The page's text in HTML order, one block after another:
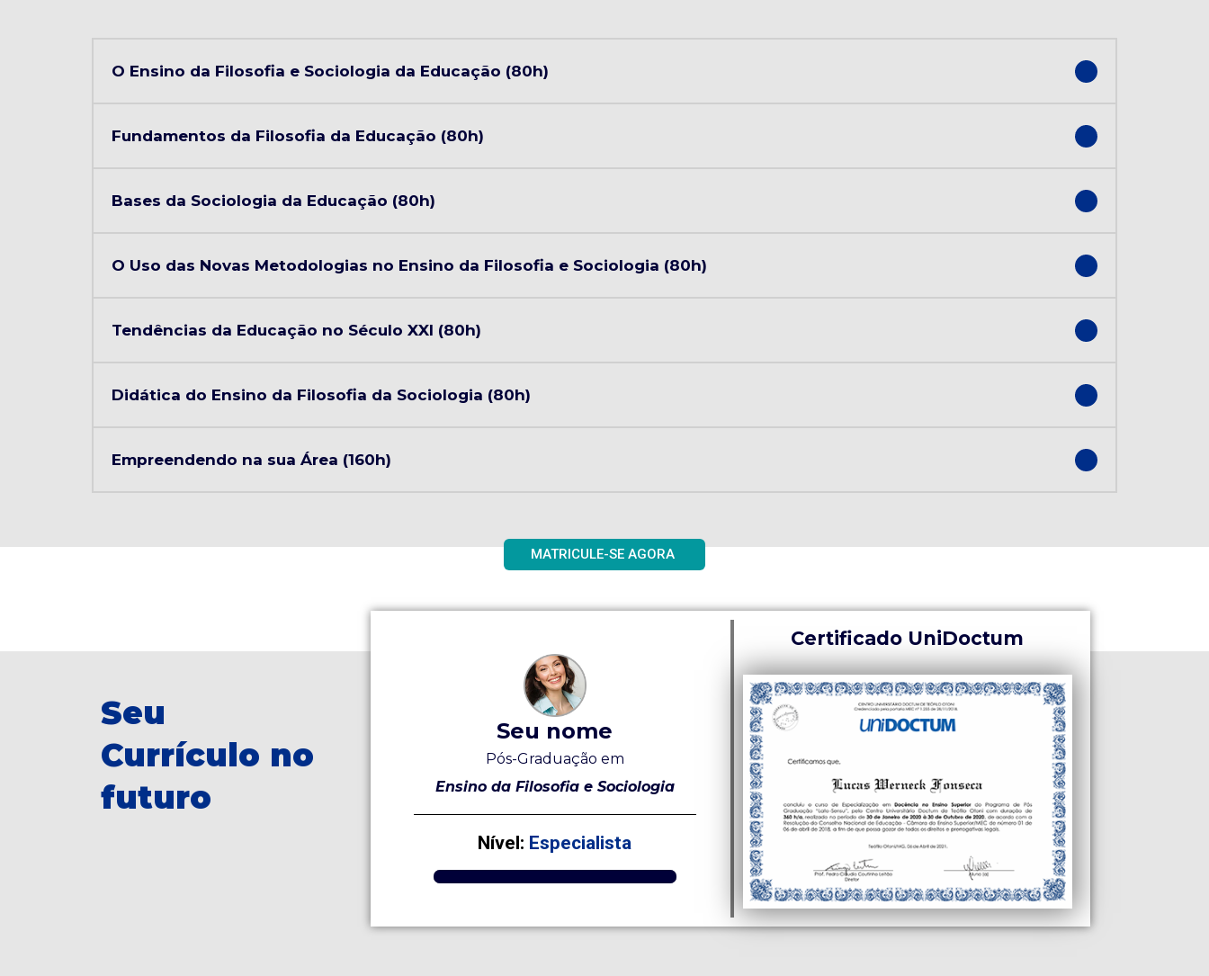
O Ensino da Filosofia e Sociologia da Educação (80h)
Fundamentos da Filosofia da Educação (80h)
Bases da Sociologia da Educação (80h)
O Uso das Novas Metodologias no Ensino da Filosofia e Sociologia (80h)
Tendências da Educação no Século XXI (80h)
Didática do Ensino da Filosofia da Sociologia (80h)
Empreendendo na sua Área (160h)
MATRICULE-SE AGORA
Seu
Currículo no
futuro
Seu nome
Pós-Graduação em
Ensino da Filosofia e Sociologia
Nível: Especialista
Certificado UniDoctum